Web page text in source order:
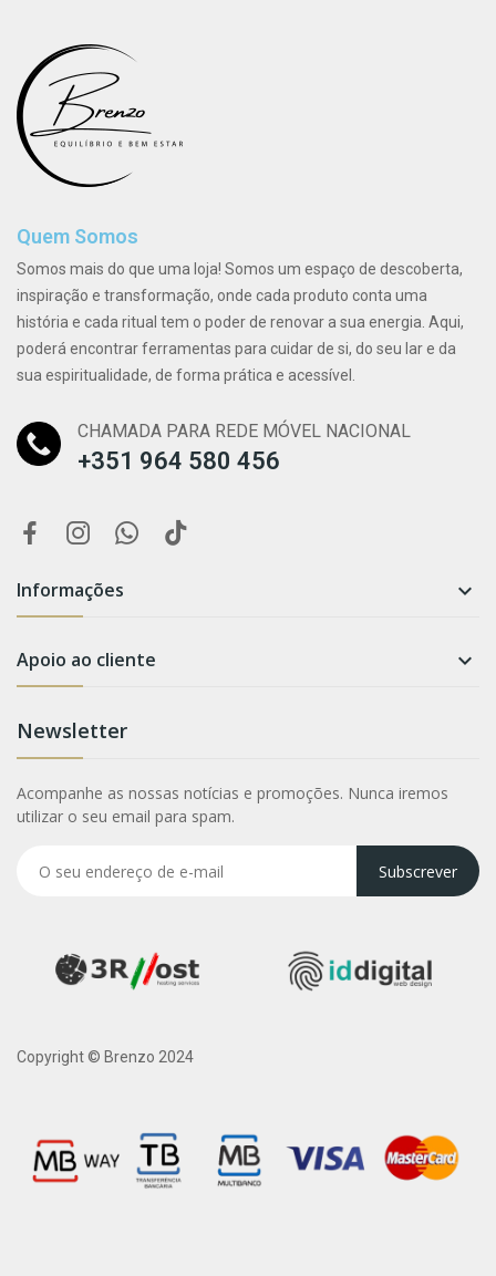
Quem Somos
Somos mais do que uma loja! Somos um espaço de descoberta,
inspiração e transformação, onde cada produto conta uma
história e cada ritual tem o poder de renovar a sua energia. Aqui,
poderá encontrar ferramentas para cuidar de si, do seu lar e da
sua espiritualidade, de forma prática e acessível.
CHAMADA PARA REDE MÓVEL NACIONAL
+351 964 580 456
Informações 
Apoio ao cliente 
Newsletter
Acompanhe as nossas notícias e promoções. Nunca iremos
utilizar o seu email para spam.
Subscrever
Copyright © Brenzo 2024